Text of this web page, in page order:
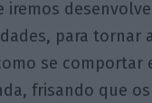
iremos
para tornar
se comportar
frisando que